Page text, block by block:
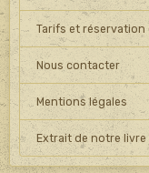
Tarifs et réservation
Nous contacter
Mentions légales
Extrait de notre